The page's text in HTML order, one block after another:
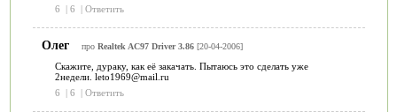
6
| 6 | Ответить
Олег про Realtek AC97 Driver 3.86[20-04-2006]
Скажите, дураку, как её закачать. Пытаюсь это сделать уже
2недели. leto1969@mail.ru
6
| 6 | Ответить